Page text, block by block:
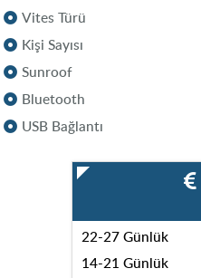
Vites Türü
Kişi Sayısı
Sunroof
Bluetooth
USB Bağlantı
22-27 Günlük
14-21 Günlük